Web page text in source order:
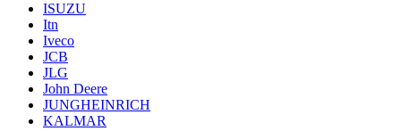
ISUZU
Itn
Iveco
JCB
JLG
John Deere
JUNGHEINRICH
KALMAR